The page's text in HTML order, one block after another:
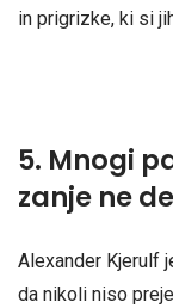
in prigrizke, ki si
5. Mnogi
zanje ne
Alexander Kjerulf
da nikoli niso